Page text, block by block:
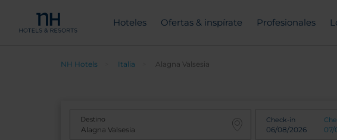
Hoteles Ofertas & inspírate Profesionales
NH Hotels Italia Alagna Valsesia
Destino Check-in